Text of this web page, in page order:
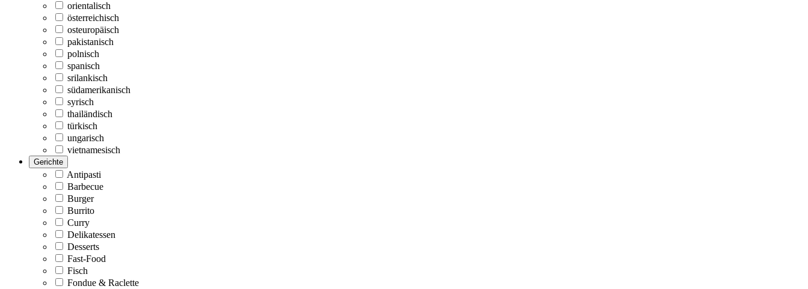
orientalisch
österreichisch
osteuropäisch
pakistanisch
polnisch
spanisch
srilankisch
südamerikanisch
syrisch
thailändisch
türkisch
ungarisch
vietnamesisch
Gerichte
Antipasti
Barbecue
Burger
Burrito
Curry
Delikatessen
Desserts
Fast-Food
Fisch
Fondue & Raclette